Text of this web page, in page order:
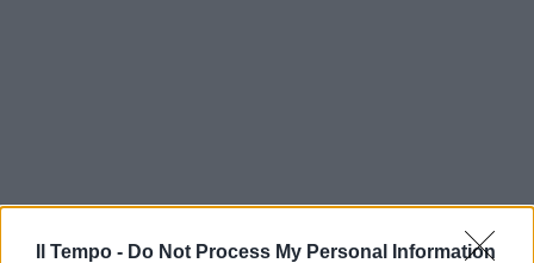
Il Tempo - Do Not Process My Personal Information